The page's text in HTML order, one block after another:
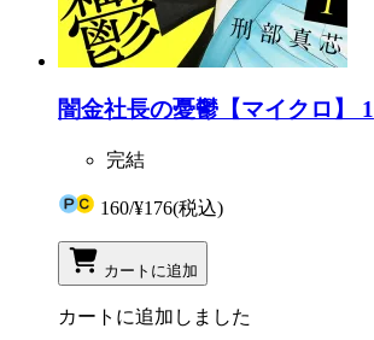
闇金社長の憂鬱【マイクロ】 1
完結
160/¥176(税込)
カートに追加
カートに追加しました